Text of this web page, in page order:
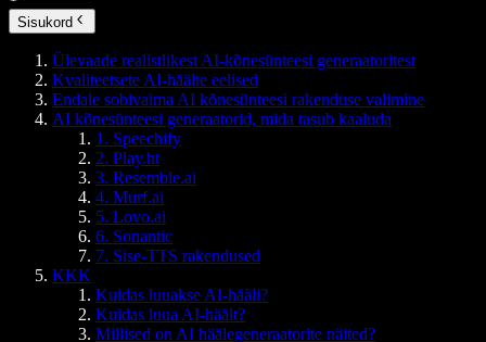
Sisukord
Ülevaade realistlikest AI-kõnesünteesi generaatoritest
Kvaliteetsete AI-häälte eelised
Endale sobivaima AI kõnesünteesi rakenduse valimine
AI kõnesünteesi generaatorid, mida tasub kaaluda
1. Speechify
2. Play.ht
3. Resemble.ai
4. Murf.ai
5. Lovo.ai
6. Sonantic
7. Sise-TTS rakendused
KKK
Kuidas luuakse AI-hääli?
Kuidas luua AI-häält?
Millised on AI häälegeneraatorite näited?